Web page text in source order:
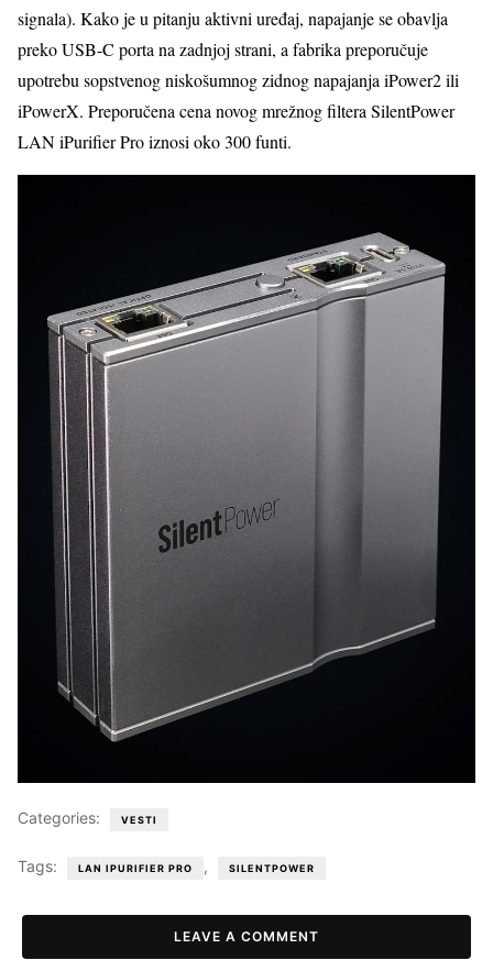
signala). Kako je u pitanju aktivni uređaj, napajanje se obavlja
preko USB-C porta na zadnjoj strani, a fabrika preporučuje
upotrebu sopstvenog niskošumnog zidnog napajanja iPower2 ili
iPowerX. Preporučena cena novog mrežnog filtera SilentPower
LAN iPurifier Pro iznosi oko 300 funti.
Categories: VESTI
Tags: LAN IPURIFIER PRO , SILENTPOWER
LEAVE A COMMENT